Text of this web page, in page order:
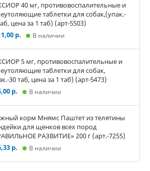
40 мг, противовоспалительные и
таблетки для собак,(упак.-
цена за 1 таб) (арт-5503)
р.
В наличии
5 мг, противовоспалительные и
таблетки для собак,
30 таб, цена за 1 таб) (арт-5473)
р.
В наличии
корм Мнямс Паштет из телятины
для щенков всех пород
РАЗВИТИЕ» 200 г (арт.-7255)
р.
В наличии